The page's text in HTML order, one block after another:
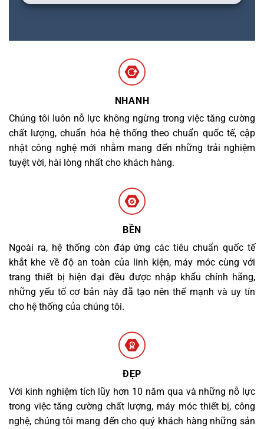
NHANH
Chúng tôi luôn nỗ lực không ngừng trong việc tăng cường
chất lượng, chuẩn hóa hệ thống theo chuẩn quốc tế, cập
nhật công nghệ mới nhằm mang đến những trải nghiệm
tuyệt vời, hài lòng nhất cho khách hàng.
BỀN
Ngoài ra, hệ thống còn đáp ứng các tiêu chuẩn quốc tế
khắt khe về độ an toàn của linh kiện, máy móc cùng với
trang thiết bị hiện đại đều được nhập khẩu chính hãng,
những yếu tố cơ bản này đã tạo nên thế mạnh và uy tín
cho hệ thống của chúng tôi.
ĐẸP
Với kinh nghiệm tích lũy hơn 10 năm qua và những nỗ lực
trong việc tăng cường chất lượng, máy móc thiết bị, công
nghệ, chúng tôi mang đến cho quý khách hàng những sản